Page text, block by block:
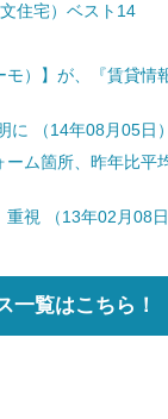
住宅）ベスト14
）】が、『賃貸情
に （14年08月05日）
ム箇所、昨年比平
視 （13年02月08日
一覧はこちら！